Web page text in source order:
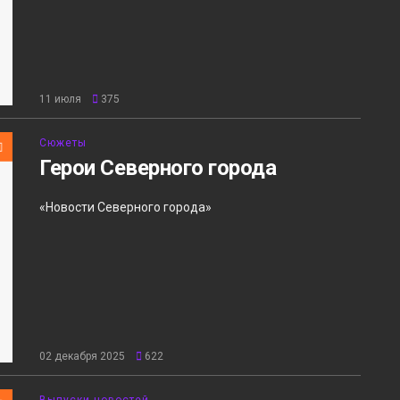
11 июля 375
Сюжеты
Герои Северного города
«Новости Северного города»
02 декабря 2025 622